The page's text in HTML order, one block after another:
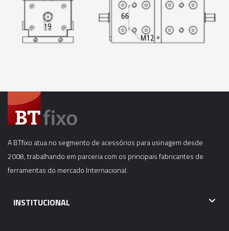
A BTfixo atua no segmento de acessórios para usinagem desde
2008, trabalhando em parceria com os principais fabricantes de
ferramentas do mercado Internacional.
INSTITUCIONAL